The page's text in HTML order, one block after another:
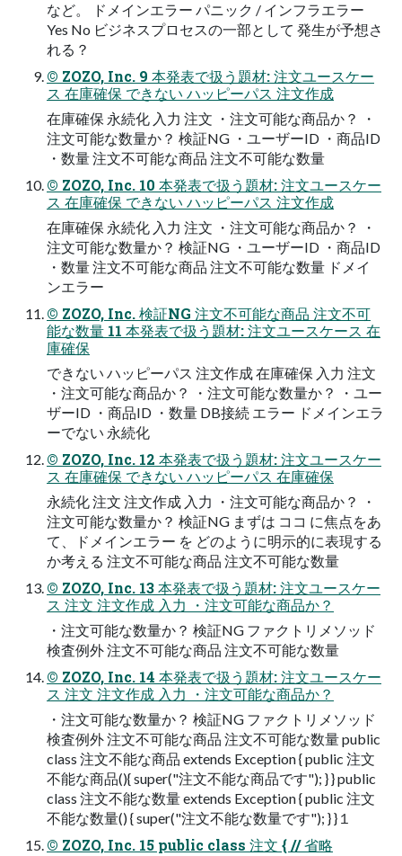
など。 ドメインエラー パニック / インフラエラー
Yes No ビジネスプロセスの一部として 発生が予想さ
れる？
© ZOZO, Inc. 9 本発表で扱う題材: 注文ユースケー
ス 在庫確保 できない ハッピーパス 注文作成
在庫確保 永続化 入力 注文 ・注文可能な商品か？ ・
注文可能な数量か？ 検証NG ・ユーザーID ・商品ID
・数量 注文不可能な商品 注文不可能な数量
© ZOZO, Inc. 10 本発表で扱う題材: 注文ユースケー
ス 在庫確保 できない ハッピーパス 注文作成
在庫確保 永続化 入力 注文 ・注文可能な商品か？ ・
注文可能な数量か？ 検証NG ・ユーザーID ・商品ID
・数量 注文不可能な商品 注文不可能な数量 ドメイ
ンエラー
© ZOZO, Inc. 検証NG 注文不可能な商品 注文不可
能な数量 11 本発表で扱う題材: 注文ユースケース 在
庫確保
できない ハッピーパス 注文作成 在庫確保 入力 注文
・注文可能な商品か？ ・注文可能な数量か？ ・ユー
ザーID ・商品ID ・数量 DB接続 エラー ドメインエラ
ーでない 永続化
© ZOZO, Inc. 12 本発表で扱う題材: 注文ユースケー
ス 在庫確保 できない ハッピーパス 在庫確保
永続化 注文 注文作成 入力 ・注文可能な商品か？ ・
注文可能な数量か？ 検証NG まずは ココ に焦点をあ
て、ドメインエラー を どのように明示的に表現する
か考える 注文不可能な商品 注文不可能な数量
© ZOZO, Inc. 13 本発表で扱う題材: 注文ユースケー
ス 注文 注文作成 入力 ・注文可能な商品か？
・注文可能な数量か？ 検証NG ファクトリメソッド
検査例外 注文不可能な商品 注文不可能な数量
© ZOZO, Inc. 14 本発表で扱う題材: 注文ユースケー
ス 注文 注文作成 入力 ・注文可能な商品か？
・注文可能な数量か？ 検証NG ファクトリメソッド
検査例外 注文不可能な商品 注文不可能な数量 public
class 注文不能な商品 extends Exception { public 注文
不能な商品(){ super("注文不能な商品です"); } } public
class 注文不能な数量 extends Exception { public 注文
不能な数量() { super("注文不能な数量です"); } }１
© ZOZO, Inc. 15 public class 注文 { // 省略